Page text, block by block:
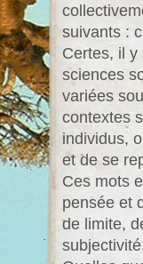
suivants :
Certes, il y
sciences
variées
contextes
individus,
et de se
Ces mots
pensée et
de limite,